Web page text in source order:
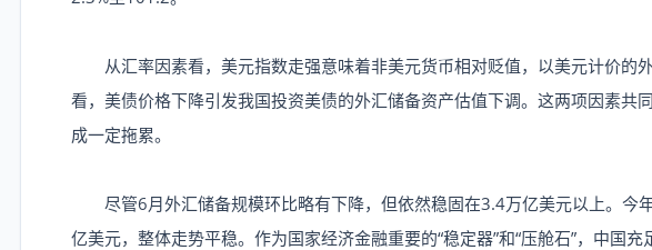
从汇率因素看，美元指数走强意味着非美元货币相对贬值，以美元计价的
看，美债价格下降引发我国投资美债的外汇储备资产估值下调。这两项因素共
成一定拖累。
尽管6月外汇储备规模环比略有下降，但依然稳固在3.4万亿美元以上。今
亿美元，整体走势平稳。作为国家经济金融重要的“稳定器”和“压舱石”，中国